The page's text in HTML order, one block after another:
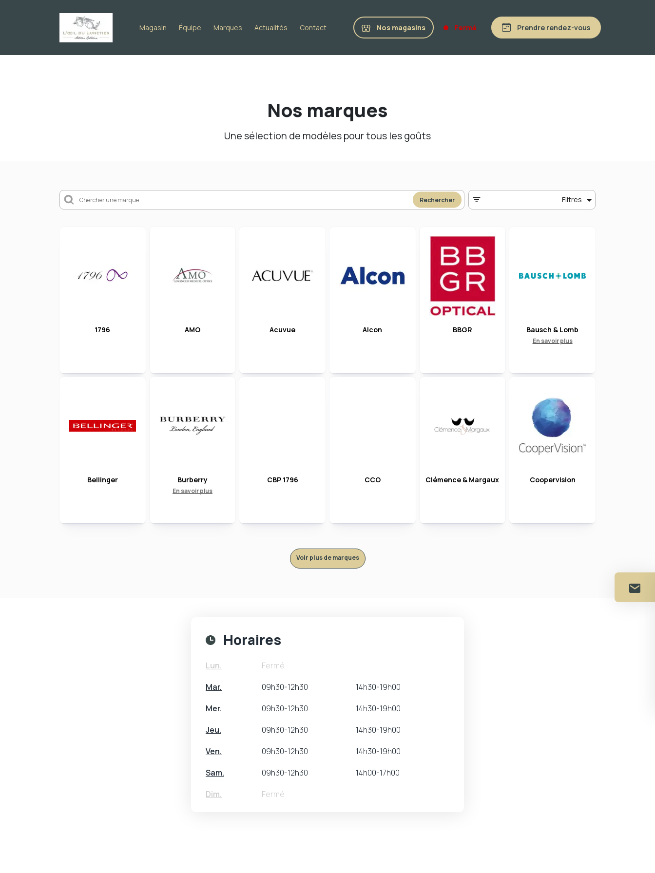
Magasin Équipe Marques Actualités Contact Nos magasins Fermé Prendre rendez-vous
Nos marques
Une sélection de modèles pour tous les goûts
Rechercher Filtres
1796 AMO Acuvue Alcon BBGR Bausch & Lomb
En savoir plus
Bellinger Burberry
En savoir plus
CBP 1796 CCO Clémence & Margaux Coopervision
Voir plus de marques
Horaires
Lun.
Fermé
Mar.
09h30-12h30
14h30-19h00
Mer.
09h30-12h30
14h30-19h00
Jeu.
09h30-12h30
14h30-19h00
Ven.
09h30-12h30
14h30-19h00
Sam.
09h30-12h30
14h00-17h00
Dim.
Fermé